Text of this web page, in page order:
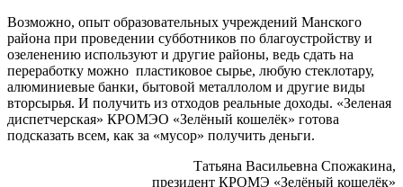
Возможно, опыт образовательных учреждений Манского
района при проведении субботников по благоустройству и
озеленению используют и другие районы, ведь сдать на
переработку можно пластиковое сырье, любую стеклотару,
алюминиевые банки, бытовой металлолом и другие виды
вторсырья. И получить из отходов реальные доходы. «Зеленая
диспетчерская» КРОМЭО «Зелёный кошелёк» готова
подсказать всем, как за «мусор» получить деньги.
Татьяна Васильевна Спожакина,
президент КРОМЭ «Зелёный кошелёк»